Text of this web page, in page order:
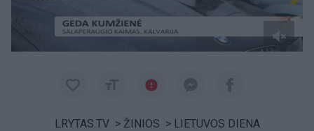
LRYTAS.TV > ŽINIOS > LIETUVOS DIENA